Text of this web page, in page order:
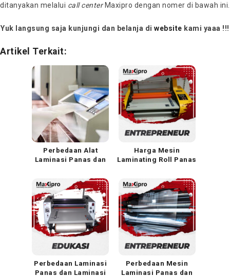
ditanyakan melalui call centerMaxipro dengan nomer di bawah ini.
Yuk langsung saja kunjungi dan belanja diwebsite kami yaaa !!!
Artikel Terkait:
Perbedaan Alat
Laminasi Panas dan
Harga Mesin
Laminating Roll Panas
Perbedaan Laminasi
Panas dan Laminasi
Perbedaan Mesin
Laminasi Panas dan